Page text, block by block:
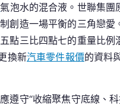
氣泡水的混合液。世聯集團
創造一場平衡的三角戀愛
點三比四點七的重量比例
換新汽車零件報價的資料
遵守“收縮聚焦守底線、